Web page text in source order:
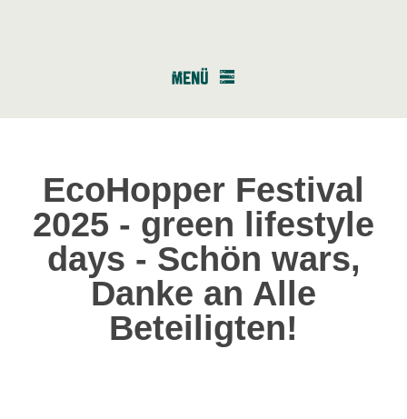
EcoHopper Festival
2025 - green lifestyle
days - Schön wars,
Danke an Alle
Beteiligten!